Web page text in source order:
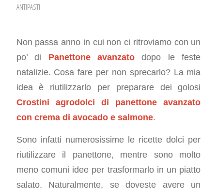
ANTIPASTI
Non passa anno in cui non ci ritroviamo con un
po’ di Panettone avanzato dopo le feste
natalizie. Cosa fare per non sprecarlo? La mia
idea è riutilizzarlo per preparare dei golosi
Crostini agrodolci di panettone avanzato
con crema di avocado e salmone.
Sono infatti numerosissime le ricette dolci per
riutilizzare il panettone, mentre sono molto
meno comuni idee per trasformarlo in un piatto
salato. Naturalmente, se doveste avere un